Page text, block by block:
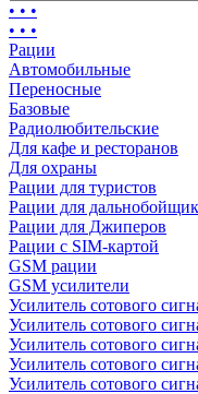
• • •
• • •
Рации
Автомобильные
Переносные
Базовые
Радиолюбительские
Для кафе и ресторанов
Для охраны
Рации для туристов
Рации для
Рации для Джиперов
Рации с SIM-картой
GSM рации
GSM усилители
Усилитель сотового
Усилитель сотового
Усилитель сотового
Усилитель сотового
Усилитель сотового